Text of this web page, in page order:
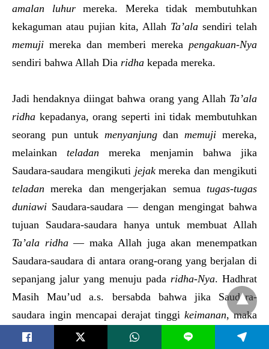
amalan luhurmereka. Mereka tidak membutuhkan
kekaguman atau pujian kita, Allah Ta’ala sendiri telah
memuji mereka dan memberi mereka pengakuan-Nya
sendiri bahwa Allah Dia ridha kepada mereka.
Jadi hendaknya diingat bahwa orang yang Allah Ta’ala
ridha kepadanya, orang seperti ini tidak membutuhkan
seorang pun untuk menyanjungdan memuji mereka,
melainkan teladan mereka menjamin bahwa jika
Saudara-saudara mengikuti jejakmereka dan mengikuti
teladan mereka dan mengerjakan semua tugas-tugas
duniawi Saudara-saudara — dengan mengingat bahwa
tujuan Saudara-saudara hanya untuk membuat Allah
Ta’ala ridha— maka Allah juga akan menempatkan
Saudara-saudara di antara orang-orang yang berjalan di
sepanjang jalur yang menuju pada ridha-Nya. Hadhrat
Masih Mau’ud a.s. bersabda bahwa jika Saudara-
saudara ingin mencapai derajat tinggi keimanan, maka
Saudara-saudara juga harus berusaha mencapai
L